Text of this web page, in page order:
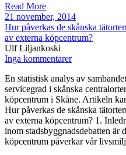
Read More
21 november, 2014
Hur påverkas de skånska
av externa köpcentrum?
Ulf Liljankoski
Inga kommentarer
En statistisk analys av
servicegrad i skånska
köpcentrum i Skåne. Artikeln
Hur påverkas de skånska
av externa köpcentrum? 1.
inom stadsbyggnadsdebatten är
köpcentrum påverkar vår